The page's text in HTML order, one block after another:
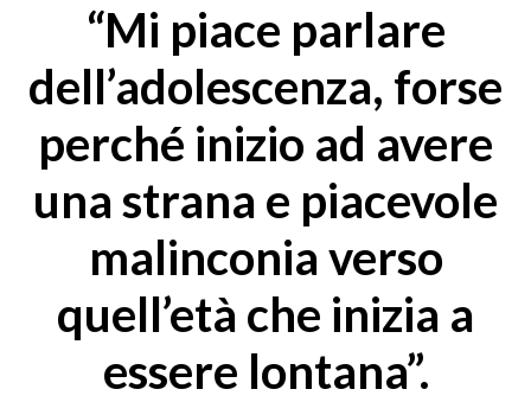
“Mi piace parlare
dell’adolescenza, forse
perché inizio ad avere
una strana e piacevole
malinconia verso
quell’età che inizia a
essere lontana”.